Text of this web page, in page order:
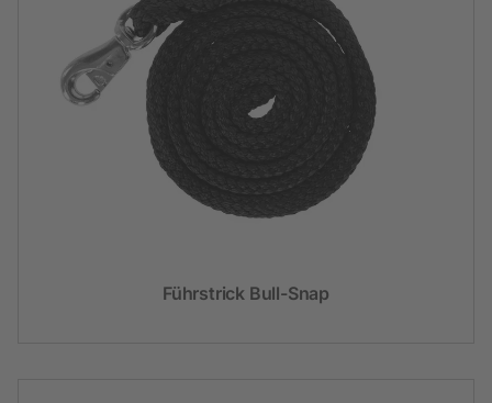
Führstrick Bull-Snap